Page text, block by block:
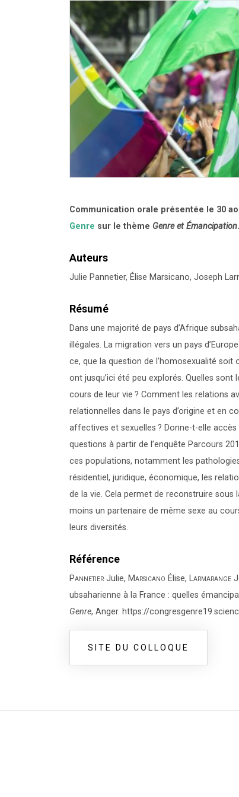
Communication orale présentée le 30
Genre sur le thème Genre et Émancipation.
Auteurs
Julie Pannetier, Élise Marsicano, Joseph
Résumé
Dans une majorité de pays d’Afrique
illégales. La migration vers un pays
ce, que la question de l’homosexualité
ont jusqu’ici été peu explorés. Quelles
cours de leur vie ? Comment les relations
relationnelles dans le pays d’origine et en
affectives et sexuelles ? Donne-t-elle
questions à partir de l’enquête Parcours
ces populations, notamment les
résidentiel, juridique, économique, les
de la vie. Cela permet de reconstruire sous
moins un partenaire de même sexe au
leurs diversités.
Référence
Pannetier Julie, Marsicano Élise, Larmarange
ubsaharienne à la France : quelles
Genre, Anger. https://
SITE DU COLLOQUE